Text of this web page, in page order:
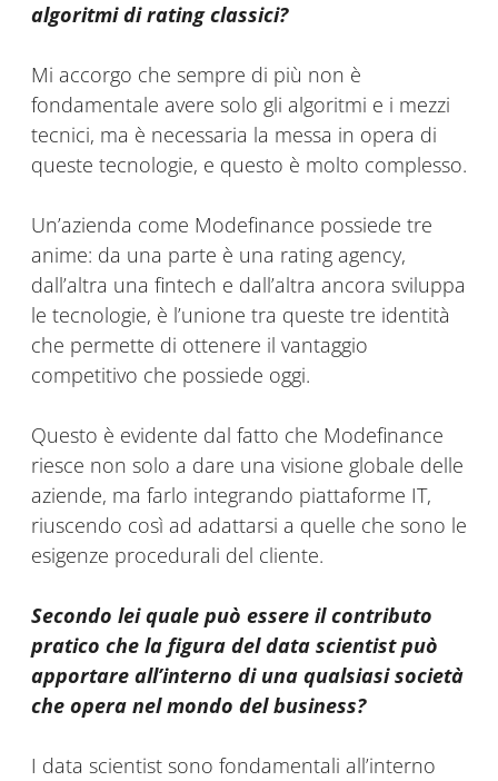
algoritmi di rating classici?
Mi accorgo che sempre di più non è
fondamentale avere solo gli algoritmi e i mezzi
tecnici, ma è necessaria la messa in opera di
queste tecnologie, e questo è molto complesso.
Un’azienda come Modefinance possiede tre
anime: da una parte è una rating agency,
dall’altra una fintech e dall’altra ancora sviluppa
le tecnologie, è l’unione tra queste tre identità
che permette di ottenere il vantaggio
competitivo che possiede oggi.
Questo è evidente dal fatto che Modefinance
riesce non solo a dare una visione globale delle
aziende, ma farlo integrando piattaforme IT,
riuscendo così ad adattarsi a quelle che sono le
esigenze procedurali del cliente.
Secondo lei quale può essere il contributo
pratico che la figura del data scientist può
apportare all’interno di una qualsiasi società
che opera nel mondo del business?
I data scientist sono fondamentali all’interno